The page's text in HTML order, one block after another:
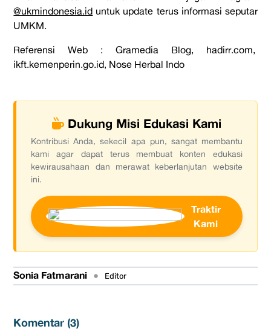
@ukmindonesia.id untuk update terus informasi seputar
UMKM.
Referensi Web : Gramedia Blog, hadirr.com,
ikft.kemenperin.go.id, Nose Herbal Indo
Dukung Misi Edukasi Kami
Kontribusi Anda, sekecil apa pun, sangat membantu
kami agar dapat terus membuat konten edukasi
kewirausahaan dan merawat keberlanjutan website
ini.
Traktir
Kami
Sonia Fatmarani • Editor
Komentar (3)